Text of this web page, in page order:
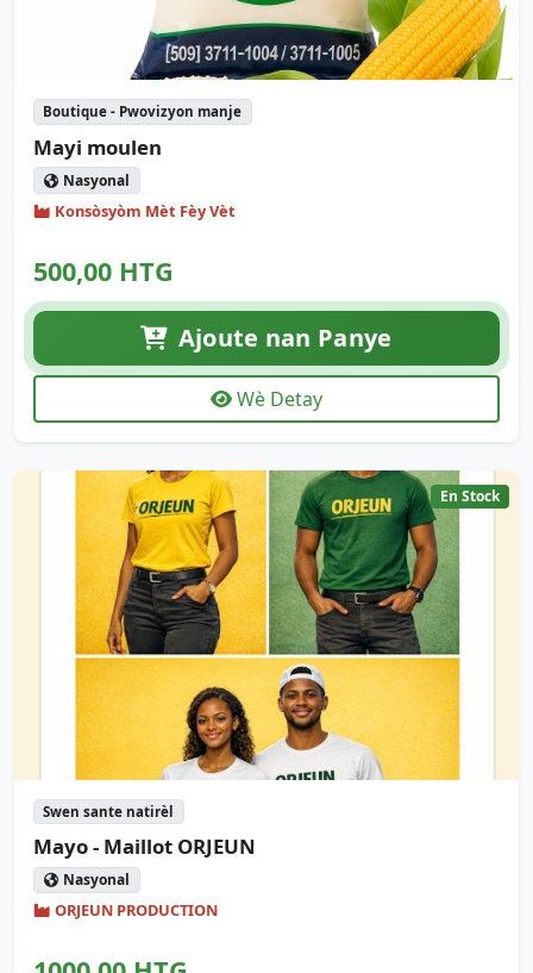
Boutique - Pwovizyon manje
Mayi moulen
Nasyonal
Konsòsyòm Mèt Fèy Vèt
500,00 HTG
Ajoute nan Panye
Wè Detay
En Stock
Swen sante natirèl
Mayo - Maillot ORJEUN
Nasyonal
ORJEUN PRODUCTION